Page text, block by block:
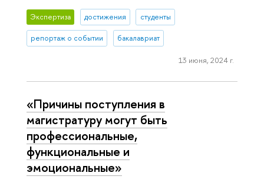
Экспертиза достижения студенты
репортаж о событии бакалавриат
13 июня, 2024 г.
«Причины поступления в
магистратуру могут быть
профессиональные,
функциональные и
эмоциональные»